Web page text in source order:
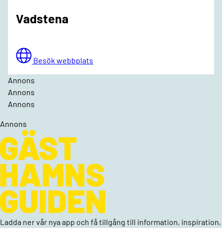
Vadstena
Besök webbplats
Annons
Annons
Annons
Annons
Ladda ner vår nya app och få tillgång till information, inspiration,